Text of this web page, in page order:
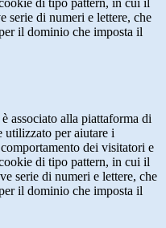
di tipo pattern, in cui il
serie di numeri e lettere, che
il dominio che imposta il
associato alla piattaforma di
per aiutare i
dei visitatori e
di tipo pattern, in cui il
serie di numeri e lettere, che
il dominio che imposta il